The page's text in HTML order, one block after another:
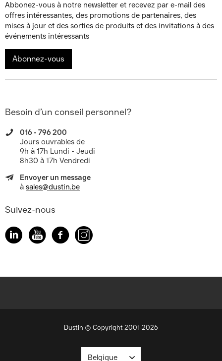
Abbonez-vous à notre newsletter et recevez par e-mail des
offres intéressantes, des promotions de partenaires, des
mises à jour et des sorties de produits et des invitations à des
événements intéressants
Abonnez-vous
Besoin d’un conseil personnel?
016 - 796 200
Jours ouvrables de
9h à 17h Lundi - Jeudi
8h30 à 17h Vendredi
Envoyer un message
à sales@dustin.be
Suivez-nous
Dustin © Copyright 2001-2026
Belgique